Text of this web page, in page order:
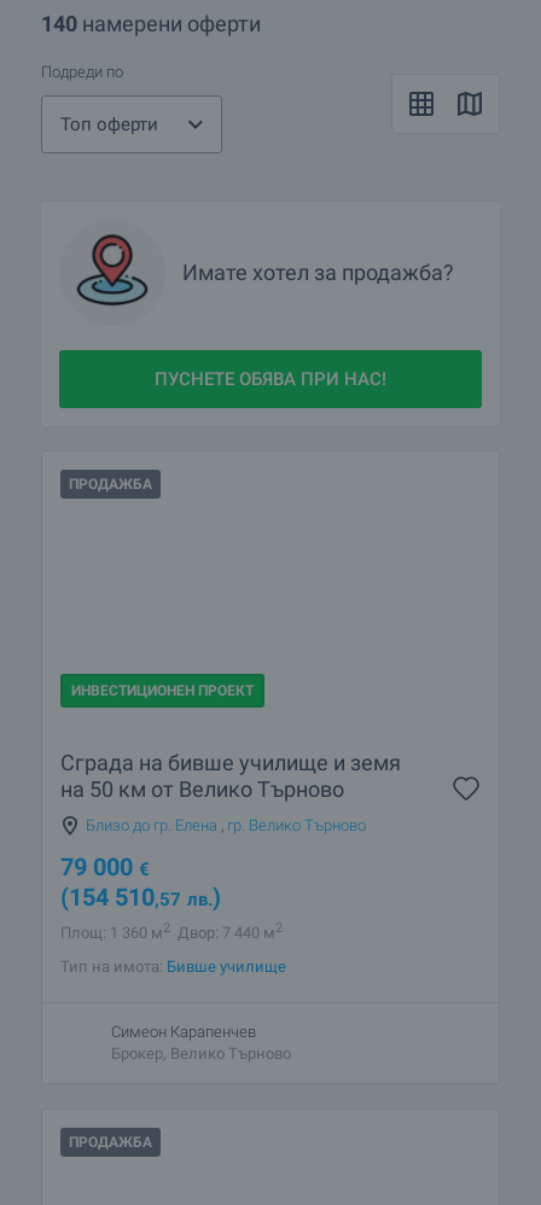
140 намерени оферти
Подреди по
Топ оферти
Имате хотел за продажба?
ПУСНЕТЕ ОБЯВА ПРИ НАС!
ПРОДАЖБА
ИНВЕСТИЦИОНЕН ПРОЕКТ
Сграда на бивше училище и земя
на 50 км от Велико Търново
Близо до гр. Елена гр. Велико Търново
79 000 €
(154 510,57 лв.)
Площ: 1 360 м2 Двор: 7 440 м2
Тип на имота: Бивше училище
Симеон Карапенчев
Брокер, Велико Търново
ПРОДАЖБА